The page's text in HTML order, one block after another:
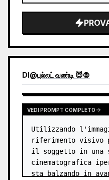
DI@புல்லட் வண்டி 😈🧛
VEDI PROMPT COMPLETO
Utilizzando
riferimento visivo
il soggetto in una
cinematografica
sta balzando in